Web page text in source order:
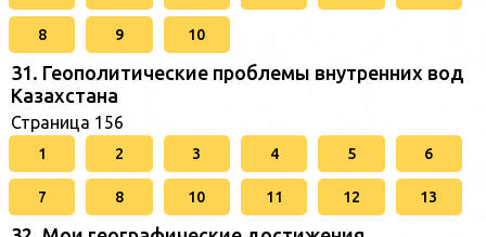
8 9 10
31. Геополитические проблемы внутренних вод
Казахстана
Страница 156
1 2 3 4 5 6
7 8 10 11 12 13